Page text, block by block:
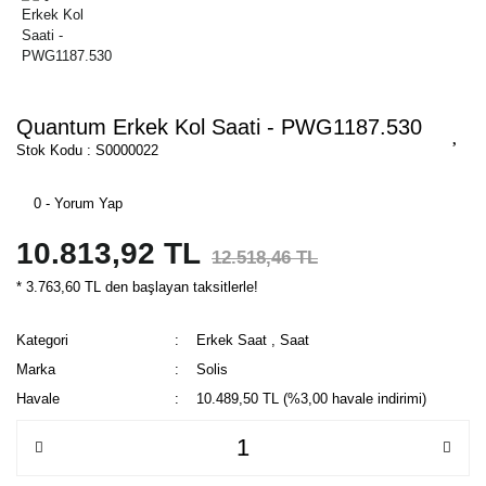
Quantum Erkek Kol Saati - PWG1187.530
Stok Kodu : S0000022
0 - Yorum Yap
10.813,92 TL 12.518,46 TL
* 3.763,60 TL den başlayan taksitlerle!
Kategori Erkek Saat ,Saat
Marka
Solis
Havale
10.489,50 TL (%3,00 havale indirimi)